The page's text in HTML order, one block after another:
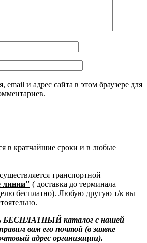
email и адрес сайта в этом браузере для
в кратчайшие сроки и в любые
транспортной
линии" ( доставка до терминала
бесплатно). Любую другую т/к вы
БЕСПЛАТНЫЙ каталог с нашей
вам его почтой (в заявке
адрес организации).